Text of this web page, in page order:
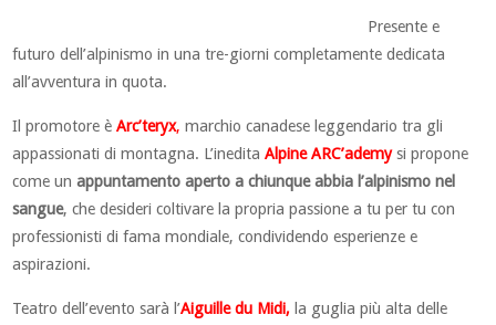
Presente e
futuro dell’alpinismo in una tre-giorni completamente dedicata
all’avventura in quota.
Il promotore èArc’teryx, marchio canadese leggendario tra gli
appassionati di montagna. L’ineditaAlpine ARC’ademysi propone
come unappuntamento aperto a chiunque abbia l’alpinismo nel
sangue, che desideri coltivare la propria passione a tu per tu con
professionisti di fama mondiale, condividendo esperienze e
aspirazioni.
Teatro dell’evento sarà l’Aiguille du Midi, la guglia più alta delle